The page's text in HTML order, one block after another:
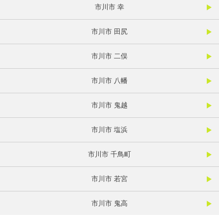
市川市 幸
市川市 田尻
市川市 二俣
市川市 八幡
市川市 鬼越
市川市 塩浜
市川市 千鳥町
市川市 若宮
市川市 鬼高